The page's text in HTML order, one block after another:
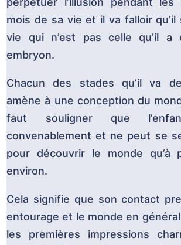
mois de sa vie et il va falloir qu’il
vie qui n’est pas celle qu’il a
embryon.
Chacun des stades qu’il va
amène à une conception du
faut souligner que
convenablement et ne peut se
pour découvrir le monde qu’à
environ.
Cela signifie que son contact
entourage et le monde en
les premières impressions